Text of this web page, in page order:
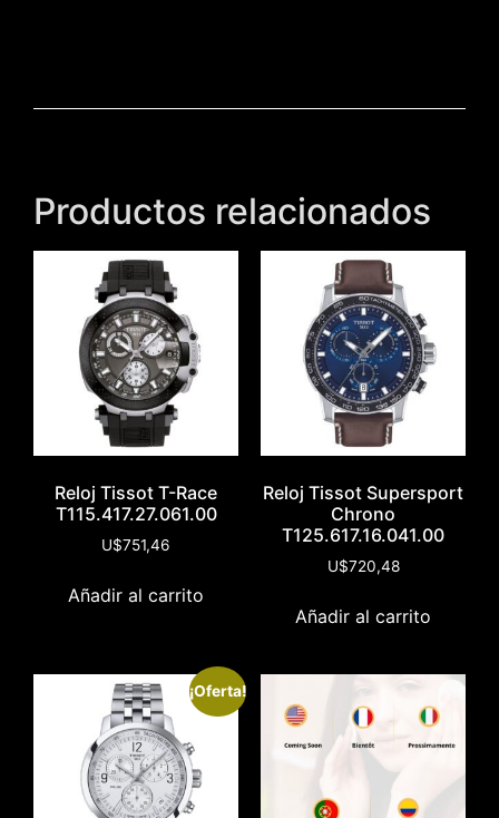
Productos relacionados
Reloj Tissot T-Race
T115.417.27.061.00
U$751,46
Añadir al carrito
Reloj Tissot Supersport
Chrono
T125.617.16.041.00
U$720,48
Añadir al carrito
¡Oferta!